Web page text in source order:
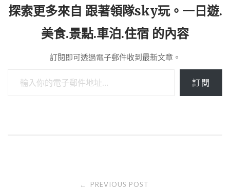
探索更多來自 跟著領隊sky玩。一日遊.
美食.景點.車泊.住宿 的內容
訂閱即可透過電子郵件收到最新文章。
訂閱
← PREVIOUS POST